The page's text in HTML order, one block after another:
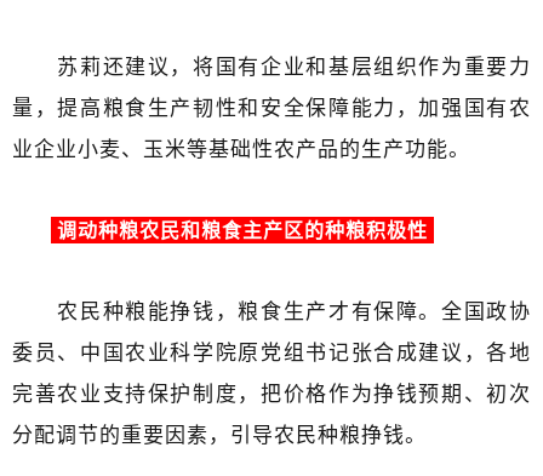
苏莉还建议，将国有企业和基层组织作为重要力
量，提高粮食生产韧性和安全保障能力，加强国有农
业企业小麦、玉米等基础性农产品的生产功能。
调动种粮农民和粮食主产区的种粮积极性
农民种粮能挣钱，粮食生产才有保障。全国政协
委员、中国农业科学院原党组书记张合成建议，各地
完善农业支持保护制度，把价格作为挣钱预期、初次
分配调节的重要因素，引导农民种粮挣钱。